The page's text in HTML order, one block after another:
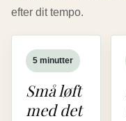
efter dit tempo.
5 minutter
Små løft
med det